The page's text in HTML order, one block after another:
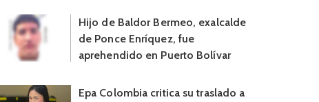
Hijo de Baldor Bermeo, exalcalde
de Ponce Enríquez, fue
aprehendido en Puerto Bolívar
Epa Colombia critica su traslado a